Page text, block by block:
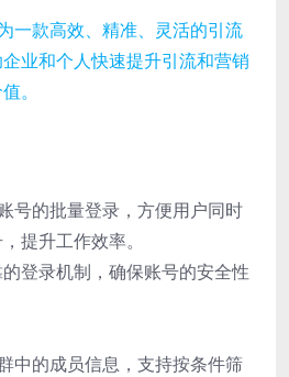
一款高效、精准、灵活的引流
业和个人快速提升引流和营销
。
号的批量登录，方便用户同时
提升工作效率。
登录机制，确保账号的安全性
中的成员信息，支持按条件筛